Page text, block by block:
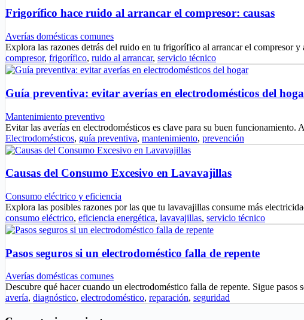
Frigorífico hace ruido al arrancar el compresor: causas
Averías domésticas comunes
Explora las razones detrás del ruido en tu frigorífico al arrancar el compresor
compresor, frigorífico, ruido al arrancar, servicio técnico
Guía preventiva: evitar averías en electrodomésticos del
Mantenimiento preventivo
Evitar las averías en electrodomésticos es clave para su buen funcionamiento.
Electrodomésticos, guía preventiva, mantenimiento, prevención
Causas del Consumo Excesivo en Lavavajillas
Consumo eléctrico y eficiencia
Explora las posibles razones por las que tu lavavajillas consume más
consumo eléctrico, eficiencia energética, lavavajillas, servicio técnico
Pasos seguros si un electrodoméstico falla de repente
Averías domésticas comunes
Descubre qué hacer cuando un electrodoméstico falla de repente. Sigue pasos
avería, diagnóstico, electrodoméstico, reparación, seguridad